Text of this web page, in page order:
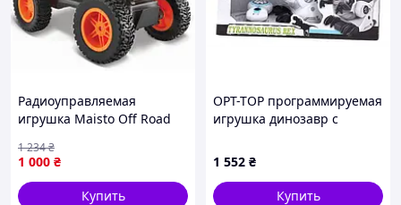
Радиоуправляемая
игрушка Maisto Off Road
— Гарантия
1 000 ₴
1 234₴
Купить
OPT-TOP программируемая
игрушка динозавр с
85458X3T2
1 552 ₴
Купить